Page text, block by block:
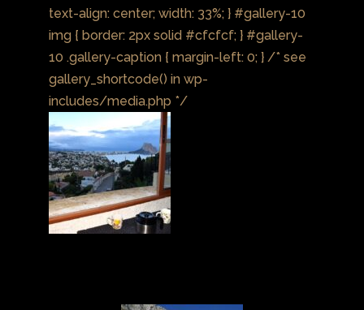
text-align: center; width: 33%; } #gallery-10
img { border: 2px solid #cfcfcf; } #gallery-
10 .gallery-caption { margin-left: 0; } /* see
gallery_shortcode() in wp-
includes/media.php */